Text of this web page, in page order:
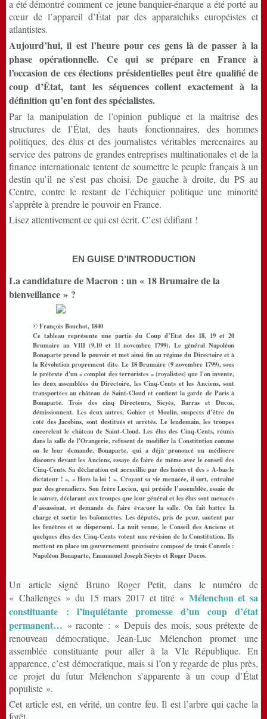
a été démontré comment ce jeune banquier-énarque a été porté au
cœur de l’appareil d’État par des apparatchiks européistes et
atlantistes.
Aujourd’hui, il est l’heure pour ces gens là de passer à la
phase opérationnelle. Ce qui se prépare en France à
l’occasion de ces élections présidentielles peut être qualifié de
coup d’État, tant les séquences collent exactement à la
définition qu’en font des spécialistes.
Par la manipulation de l’opinion publique et la maîtrise des
structures de l’État, des hauts fonctionnaires, des hommes
politiques, des élus et des journalistes véritables mercenaires au
service des patrons de grandes entreprises multinationales et de la
finance internationale tentent de soumettre le peuple français à un
destin qu’il ne s’est pas choisi. De gauche à droite, du PS au
Centre, contre le restant de l’échiquier politique une minorité
s’apprête à prendre le pouvoir en France.
Lisez attentivement ce qui est écrit. C’est édifiant !
EN GUISE D’INTRODUCTION
La candidature de Macron : un « 18 Brumaire de la
bienveillance » ?
© François Bouchot, 1840
Ce tableau représente une partie du Coup d’Etat des 18, 19 et 20
Brumaire an VIII (9,10 et 11 novembre 1799). Le général Napoléon
Bonaparte prend le pouvoir et met ainsi fin au régime du Directoire et à
la Révolution proprement dite. Le 18 Brumaire (9 novembre 1799), sous
le prétexte d'un « complot des terroristes » (royalistes) que l'on invente,
les deux assemblées du Directoire, les Cinq-Cents et les Anciens, sont
transportées au château de Saint-Cloud et confient la garde de Paris à
Bonaparte. Trois des cinq Directeurs, Sieyès, Barras et Ducos,
démissionnent. Les deux autres, Gohier et Moulin, suspects d’être du
côté des Jacobins, sont destitués et arrêtés. Le lendemain, les troupes
encerclent le château de Saint-Cloud. Les élus des Cinq-Cents, réunis
dans la salle de l'Orangerie, refusent de modifier la Constitution comme
on le leur demande. Bonaparte, qui a déjà prononcé un médiocre
discours devant les Anciens, essaye de faire de même avec le conseil des
Cinq-Cents. Sa déclaration est accueillie par des huées et des « A-bas le
dictateur ! », « Hors la loi ! ». Croyant sa vie menacée, il sort, entraîné
par des grenadiers. Son frère Lucien, qui préside l’assemblée, essaie de
le sauver, déclarant aux troupes que leur général et les élus sont menacés
d’assassinat, et demande de faire évacuer la salle. On fait battre la
charge et sortir les baïonnettes. Les députés, pris de peur, sautent par
les fenêtres et se dispersent. La nuit venue, le Conseil des Anciens et
quelques élus des Cinq-Cents votent une révision de la Constitution. Ils
mettent en place un gouvernement provisoire composé de trois Consuls :
Napoléon Bonaparte, Emmanuel Joseph Sieyès et Roger Ducos.
Un article signé Bruno Roger Petit, dans le numéro de
« Challenges » du 15 mars 2017 et titré « Mélenchon et sa
constituante : l’inquiétante promesse d’un coup d’état
permanent… » raconte : « Depuis des mois, sous prétexte de
renouveau démocratique, Jean-Luc Mélenchon promet une
assemblée constituante pour aller à la VIe République. En
apparence, c’est démocratique, mais si l’on y regarde de plus près,
ce projet du futur Mélenchon s’apparente à un coup d’État
populiste ».
Cet article est, en vérité, un contre feu. Il est l’arbre qui cache la
forêt.